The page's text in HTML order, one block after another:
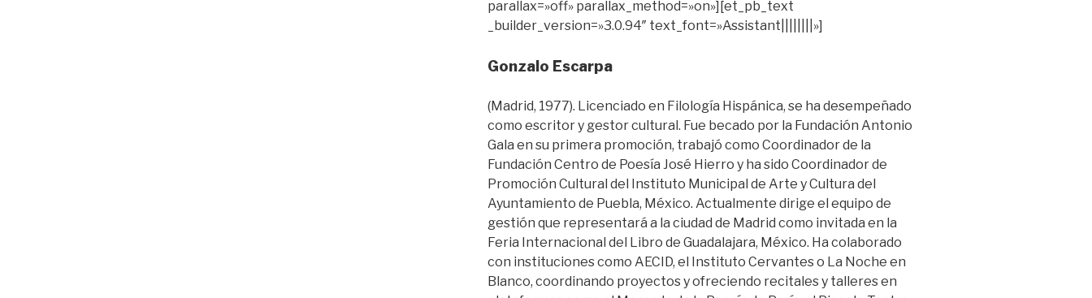
parallax=»off» parallax_method=»on»][et_pb_text
_builder_version=»3.0.94″ text_font=»Assistant||||||||»]
Gonzalo Escarpa
(Madrid, 1977). Licenciado en Filología Hispánica, se ha desempeñado
como escritor y gestor cultural. Fue becado por la Fundación Antonio
Gala en su primera promoción, trabajó como Coordinador de la
Fundación Centro de Poesía José Hierro y ha sido Coordinador de
Promoción Cultural del Instituto Municipal de Arte y Cultura del
Ayuntamiento de Puebla, México. Actualmente dirige el equipo de
gestión que representará a la ciudad de Madrid como invitada en la
Feria Internacional del Libro de Guadalajara, México. Ha colaborado
con instituciones como AECID, el Instituto Cervantes o La Noche en
Blanco, coordinando proyectos y ofreciendo recitales y talleres en